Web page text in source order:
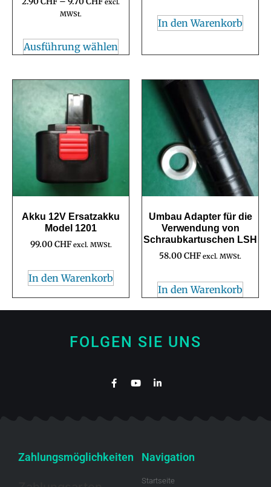
MWSt.
Ausführung wählen
In den Warenkorb
Akku 12V Ersatzakku
Model 1201
99.00CHF excl. MWSt.
In den Warenkorb
Umbau Adapter für die
Verwendung von
Schraubkartuschen LSH
58.00CHF excl. MWSt.
In den Warenkorb
FOLGEN SIE UNS
Zahlungsmöglichkeiten Navigation
Startseite